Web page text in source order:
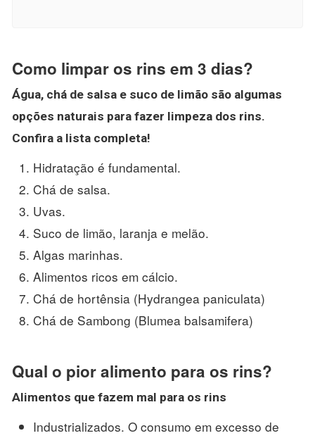
Como limpar os rins em 3 dias?
Água, chá de salsa e suco de limão são algumas
opções naturais para fazer limpeza dos rins.
Confira a lista completa!
Hidratação é fundamental.
Chá de salsa.
Uvas.
Suco de limão, laranja e melão.
Algas marinhas.
Alimentos ricos em cálcio.
Chá de hortênsia (Hydrangea paniculata)
Chá de Sambong (Blumea balsamifera)
Qual o pior alimento para os rins?
Alimentos que fazem mal para os rins
Industrializados. O consumo em excesso de